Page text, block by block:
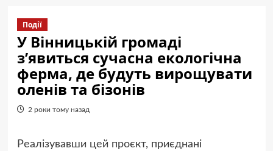
Події
У Вінницькій громаді
з’явиться сучасна екологічна
ферма, де будуть вирощувати
оленів та бізонів
2 роки тому назад
Реалізувавши цей проєкт, приєднані